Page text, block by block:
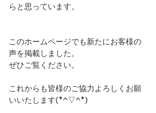
らと思っています。
このホームページでも新たにお客様の
声を掲載しました。
ぜひご覧ください。
これからも皆様のご協力よろしくお願
いいたします(*^▽^*)